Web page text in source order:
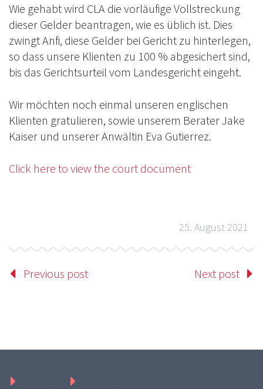
Wie gehabt wird CLA die vorläufige Vollstreckung
dieser Gelder beantragen, wie es üblich ist. Dies
zwingt Anfi, diese Gelder bei Gericht zu hinterlegen,
so dass unsere Klienten zu 100 % abgesichert sind,
bis das Gerichtsurteil vom Landesgericht eingeht.
Wir möchten noch einmal unseren englischen
Klienten gratulieren, sowie unserem Berater Jake
Kaiser und unserer Anwältin Eva Gutierrez.
Click here to view the court document
25. August 2021
Previous post Next post